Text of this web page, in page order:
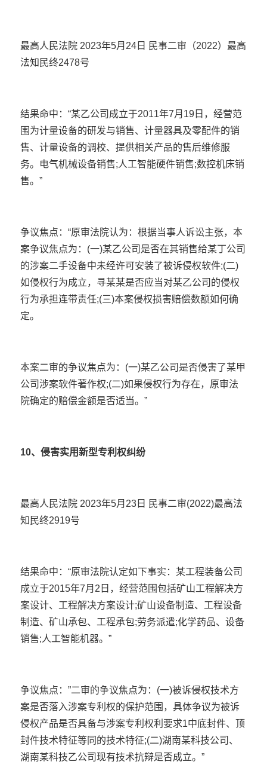
最高人民法院 2023年5月24日 民事二审（2022）最高
法知民终2478号
结果命中：“某乙公司成立于2011年7月19日，经营范
围为计量设备的研发与销售、计量器具及零配件的销
售、计量设备的调校、提供相关产品的售后维修服
务。电气机械设备销售;人工智能硬件销售;数控机床销
售。”
争议焦点：“原审法院认为：根据当事人诉讼主张，本
案争议焦点为：(一)某乙公司是否在其销售给某丁公司
的涉案二手设备中未经许可安装了被诉侵权软件;(二)
如侵权行为成立，寻某某是否应当对某乙公司的侵权
行为承担连带责任;(三)本案侵权损害赔偿数额如何确
定。
本案二审的争议焦点为：(一)某乙公司是否侵害了某甲
公司涉案软件著作权;(二)如果侵权行为存在，原审法
院确定的赔偿金额是否适当。”
10、侵害实用新型专利权纠纷
最高人民法院 2023年5月23日 民事二审(2022)最高法
知民终2919号
结果命中：“原审法院认定如下事实：某工程装备公司
成立于2015年7月2日，经营范围包括矿山工程解决方
案设计、工程解决方案设计;矿山设备制造、工程设备
制造、矿山承包、工程承包;劳务派遣;化学药品、设备
销售;人工智能机器。”
争议焦点：”二审的争议焦点为：(一)被诉侵权技术方
案是否落入涉案专利权的保护范围，具体争议为被诉
侵权产品是否具备与涉案专利权利要求1中底封件、顶
封件技术特征等同的技术特征;(二)湖南某科技公司、
湖南某科技乙公司现有技术抗辩是否成立。”